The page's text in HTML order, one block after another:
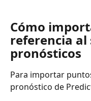
Cómo
referencia al
pronósticos
Para importar
pronóstico de